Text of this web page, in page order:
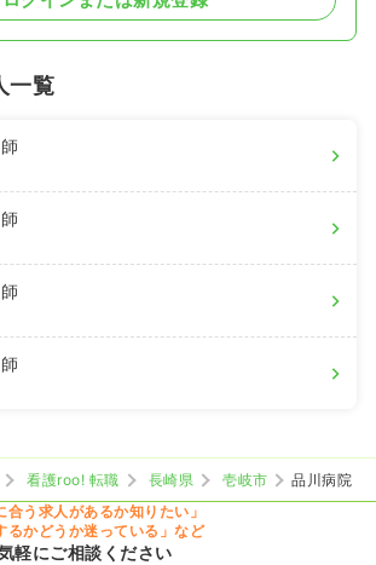
一覧
看護roo! 転職 長崎県 壱岐市
品川病院
合う求人があるか知りたい」
るかどうか迷っている」など
軽にご相談ください